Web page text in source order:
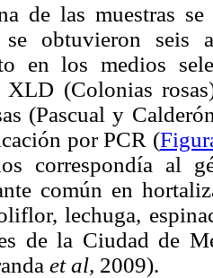
de las muestras
se obtuvieron seis
en los medios
XLD (Colonias
(Pascual y
por PCR (
correspondía al
común en
lechuga,
de la Ciudad de
et al, 2009).